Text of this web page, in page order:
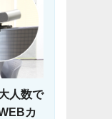
人数で
カ